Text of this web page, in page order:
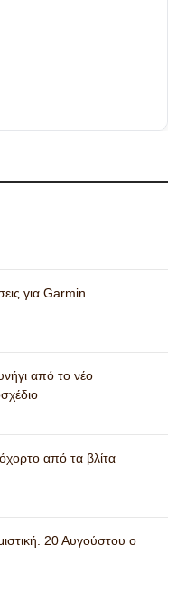
για Garmin
από το νέο
από τα βλίτα
20 Αυγούστου ο